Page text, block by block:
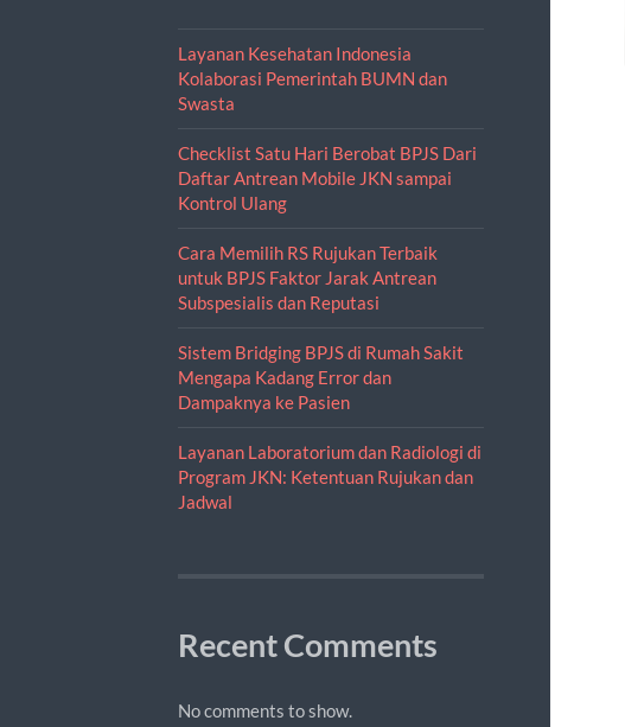
Layanan Kesehatan Indonesia
Kolaborasi Pemerintah BUMN dan
Swasta
Checklist Satu Hari Berobat BPJS Dari
Daftar Antrean Mobile JKN sampai
Kontrol Ulang
Cara Memilih RS Rujukan Terbaik
untuk BPJS Faktor Jarak Antrean
Subspesialis dan Reputasi
Sistem Bridging BPJS di Rumah Sakit
Mengapa Kadang Error dan
Dampaknya ke Pasien
Layanan Laboratorium dan Radiologi di
Program JKN: Ketentuan Rujukan dan
Jadwal
Recent Comments
No comments to show.